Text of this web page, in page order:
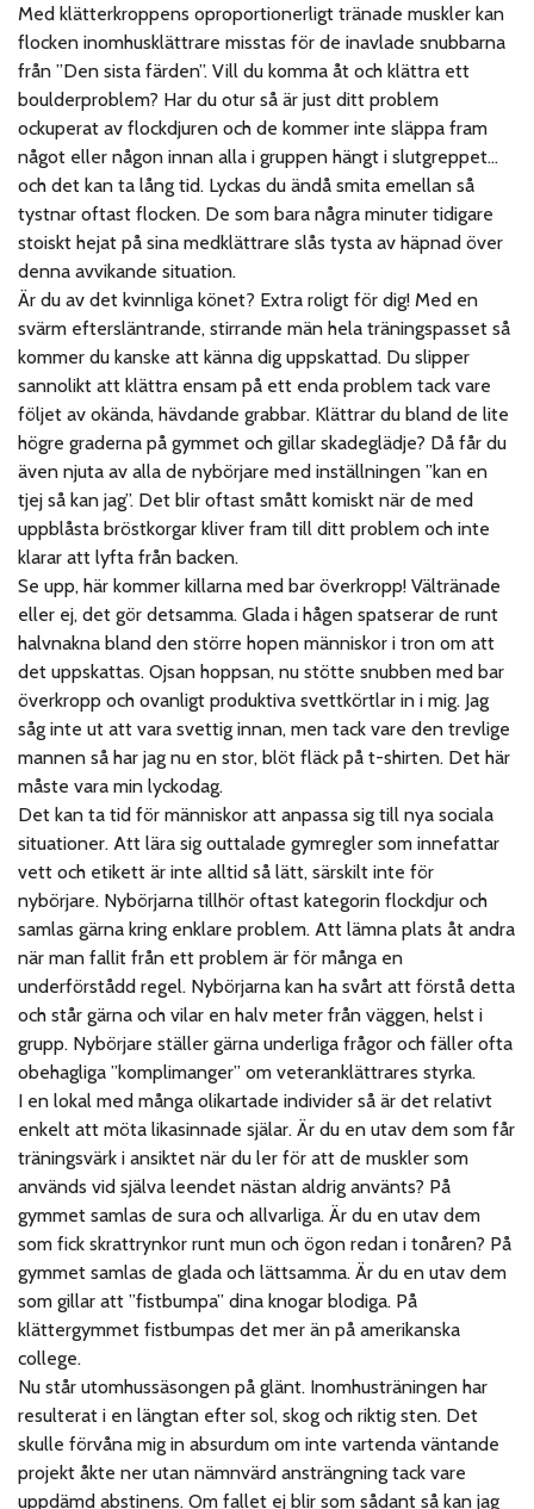
Med klätterkroppens oproportionerligt tränade muskler kan
flocken inomhusklättrare misstas för de inavlade snubbarna
från ”Den sista färden”. Vill du komma åt och klättra ett
boulderproblem? Har du otur så är just ditt problem
ockuperat av flockdjuren och de kommer inte släppa fram
något eller någon innan alla i gruppen hängt i slutgreppet…
och det kan ta lång tid. Lyckas du ändå smita emellan så
tystnar oftast flocken. De som bara några minuter tidigare
stoiskt hejat på sina medklättrare slås tysta av häpnad över
denna avvikande situation.
Är du av det kvinnliga könet? Extra roligt för dig! Med en
svärm eftersläntrande, stirrande män hela träningspasset så
kommer du kanske att känna dig uppskattad. Du slipper
sannolikt att klättra ensam på ett enda problem tack vare
följet av okända, hävdande grabbar. Klättrar du bland de lite
högre graderna på gymmet och gillar skadeglädje? Då får du
även njuta av alla de nybörjare med inställningen ”kan en
tjej så kan jag”. Det blir oftast smått komiskt när de med
uppblåsta bröstkorgar kliver fram till ditt problem och inte
klarar att lyfta från backen.
Se upp, här kommer killarna med bar överkropp! Vältränade
eller ej, det gör detsamma. Glada i hågen spatserar de runt
halvnakna bland den större hopen människor i tron om att
det uppskattas. Ojsan hoppsan, nu stötte snubben med bar
överkropp och ovanligt produktiva svettkörtlar in i mig. Jag
såg inte ut att vara svettig innan, men tack vare den trevlige
mannen så har jag nu en stor, blöt fläck på t-shirten. Det här
måste vara min lyckodag.
Det kan ta tid för människor att anpassa sig till nya sociala
situationer. Att lära sig outtalade gymregler som innefattar
vett och etikett är inte alltid så lätt, särskilt inte för
nybörjare. Nybörjarna tillhör oftast kategorin flockdjur och
samlas gärna kring enklare problem. Att lämna plats åt andra
när man fallit från ett problem är för många en
underförstådd regel. Nybörjarna kan ha svårt att förstå detta
och står gärna och vilar en halv meter från väggen, helst i
grupp. Nybörjare ställer gärna underliga frågor och fäller ofta
obehagliga ”komplimanger” om veteranklättrares styrka.
I en lokal med många olikartade individer så är det relativt
enkelt att möta likasinnade själar. Är du en utav dem som får
träningsvärk i ansiktet när du ler för att de muskler som
används vid själva leendet nästan aldrig använts? På
gymmet samlas de sura och allvarliga. Är du en utav dem
som fick skrattrynkor runt mun och ögon redan i tonåren? På
gymmet samlas de glada och lättsamma. Är du en utav dem
som gillar att ”fistbumpa” dina knogar blodiga. På
klättergymmet fistbumpas det mer än på amerikanska
college.
Nu står utomhussäsongen på glänt. Inomhusträningen har
resulterat i en längtan efter sol, skog och riktig sten. Det
skulle förvåna mig in absurdum om inte vartenda väntande
projekt åkte ner utan nämnvärd ansträngning tack vare
uppdämd abstinens. Om fallet ej blir som sådant så kan jag